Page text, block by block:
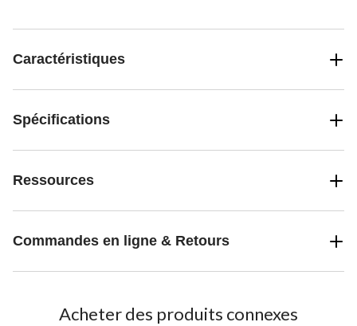
Caractéristiques
Spécifications
Ressources
Commandes en ligne & Retours
Acheter des produits connexes